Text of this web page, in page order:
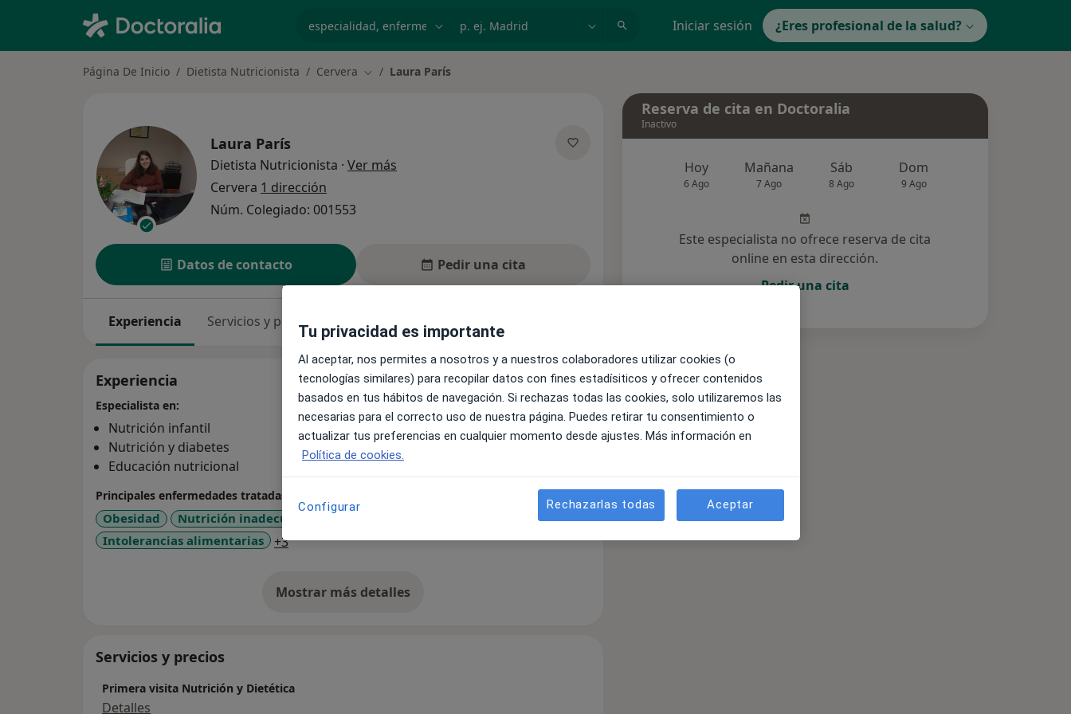
Iniciar sesión ¿Eres profesional de la salud?
Página De Inicio Dietista Nutricionista Cervera Cambiar de ciudad
Laura París
Laura París
Dietista Nutricionista · Ver más
Cervera 1 dirección
Núm. Colegiado: 001553
Datos de contacto Pedir una cita
Experiencia Servicios y precios Consultas
Experiencia
Especialista en:
Nutrición infantil
Nutrición y diabetes
Educación nutricional
Principales enfermedades tratadas
Obesidad Nutrición inadecuada Diabetes
Intolerancias alimentarias
+3a11y_sr_more_diseases
Mostrar más detalles
sobre la experiencia
Servicios y precios
Primera visita Nutrición y Dietética
Detalles
Reserva de cita en Doctoralia
Inactivo
Hoy
6 Ago
Mañana
7 Ago
Sáb
8 Ago
Dom
9 Ago
Este especialista no ofrece reserva de cita
online en esta dirección.
Pedir una cita
Tu privacidad es importante
Al aceptar, nos permites a nosotros y a nuestros colaboradores utilizar cookies (o
tecnologías similares) para recopilar datos con fines estadísiticos y ofrecer contenidos
basados en tus hábitos de navegación. Si rechazas todas las cookies, solo utilizaremos las
necesarias para el correcto uso de nuestra página. Puedes retirar tu consentimiento o
actualizar tus preferencias en cualquier momento desde ajustes. Más información en
Política de cookies.
Configurar Rechazarlas todas Aceptar